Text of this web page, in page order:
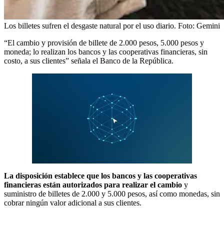
Los billetes sufren el desgaste natural por el uso diario. Foto: Gemini
“El cambio y provisión de billete de 2.000 pesos, 5.000 pesos y
moneda; lo realizan los bancos y las cooperativas financieras, sin
costo, a sus clientes” señala el Banco de la República.
La disposición establece que los bancos y las cooperativas
financieras están autorizados para realizar el cambio y
suministro de billetes de 2.000 y 5.000 pesos, así como monedas, sin
cobrar ningún valor adicional a sus clientes.